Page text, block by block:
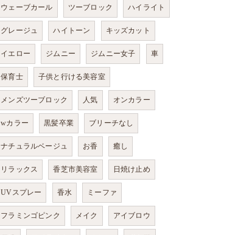
ウェーブカール ツーブロック ハイライト
グレージュ ハイトーン キッズカット
イエロー ジムニー ジムニー女子 車
保育士 子供と行ける美容室
メンズツーブロック 人気 オンカラー
wカラー 黒髪卒業 ブリーチなし
ナチュラルベージュ お香 癒し
リラックス 香芝市美容室 日焼け止め
UVスプレー 香水 ミーファ
フラミンゴピンク メイク アイブロウ